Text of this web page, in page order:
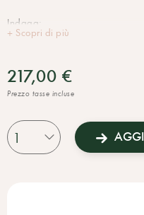
Indaga:
- i livelli di ormoni coinvolti
- l'indice DLMO (Dim Light
specifico utilizzato sempre più
Consulenza Naturopatica,
migliore e i rimedi
sonno, fondamentale per uno
+ Scopri di più
217,00 €
Prezzo tasse incluse